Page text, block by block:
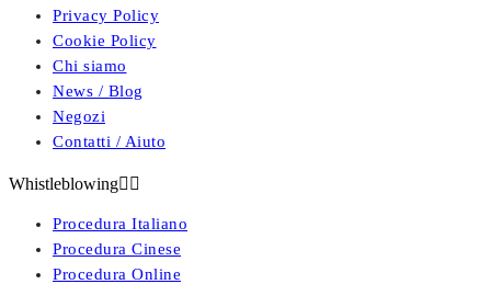
Privacy Policy
Cookie Policy
Chi siamo
News / Blog
Negozi
Contatti / Aiuto
Whistleblowing 
Procedura Italiano
Procedura Cinese
Procedura Online